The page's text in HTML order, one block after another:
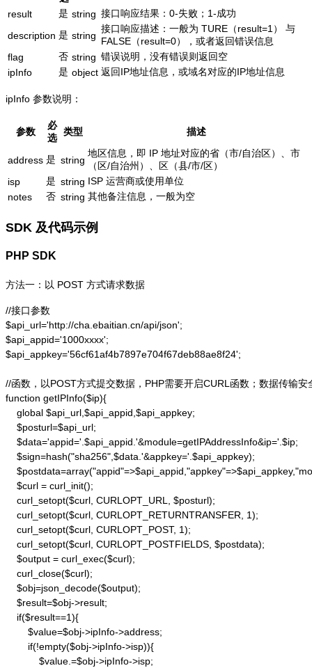
result
是 string 接口响应结果：0-失败；1-成功
description 是 string
接口响应描述：一般为 TURE（result=1） 与
FALSE（result=0），或者返回错误信息
flag
否 string 错误说明，没有错误则返回空
ipInfo
是 object 返回IP地址信息，或域名对应的IP地址信息
ipInfo 参数说明：
参数
必
选
类型 描述
address 是 string
地区信息，即 IP 地址对应的省（市/自治区）、市
（区/自治州）、区（县/市/区）
isp
是 string ISP 运营商或使用单位
notes
否 string 其他备注信息，一般为空
SDK 及代码示例
PHP SDK
方法一：以 POST 方式请求数据
//接口参数
$api_url='http://cha.ebaitian.cn/api/json';
$api_appid='1000xxxx';
$api_appkey='56cf61af4b7897e704f67deb88ae8f24';
//函数，以POST方式提交数据，PHP需要开启CURL函数；数据传输安
function getIPInfo($ip){
    global $api_url,$api_appid,$api_appkey;
    $posturl=$api_url;
    $data='appid='.$api_appid.'&module=getIPAddressInfo&ip='.$ip;
    $sign=hash("sha256",$data.'&appkey='.$api_appkey);
    $curl = curl_init();
    curl_setopt($curl, CURLOPT_URL, $posturl);
    curl_setopt($curl, CURLOPT_RETURNTRANSFER, 1);
    curl_setopt($curl, CURLOPT_POST, 1);
    curl_setopt($curl, CURLOPT_POSTFIELDS, $postdata);
    $output = curl_exec($curl);
    curl_close($curl);
    $obj=json_decode($output);
    $result=$obj->result;
    if($result==1){
        $value=$obj->ipInfo->address;
        if(!empty($obj->ipInfo->isp)){
            $value.=$obj->ipInfo->isp;